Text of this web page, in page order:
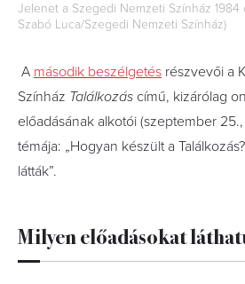
Jelenet a Szegedi Nemzeti Színház 1984
Szabó Luca/Szegedi Nemzeti Színház)
A második beszélgetés részvevői a
Színház Találkozás című, kizárólag
előadásának alkotói (szeptember
témája: „Hogyan készült a
látták”.
Milyen előadásokat